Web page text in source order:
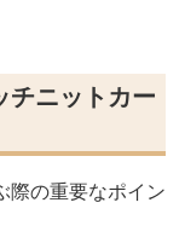
チニットカー
際の重要なポイン